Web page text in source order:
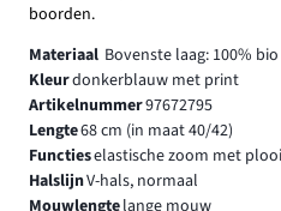
boorden.
Materiaal Bovenste laag: 100%
Kleurdonkerblauw met print
Artikelnummer97672795
Lengte68 cm (in maat 40/42)
Functieselastische zoom met
HalslijnV-hals, normaal